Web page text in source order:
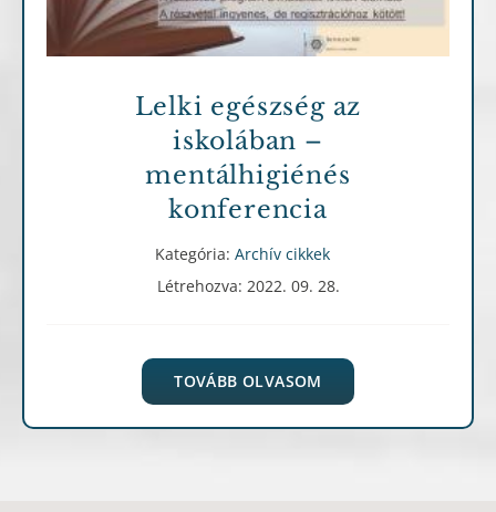
Lelki egészség az
iskolában –
mentálhigiénés
konferencia
Kategória: Archív cikkek
Létrehozva: 2022. 09. 28.
TOVÁBB OLVASOM